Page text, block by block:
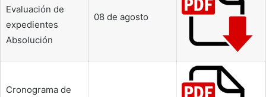
Evaluación de
expedientes
Absolución
08 de agosto
Cronograma de